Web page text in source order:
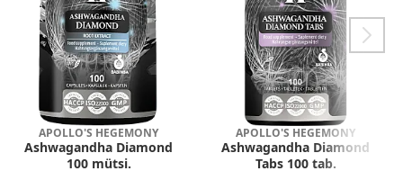
APOLLO'S HEGEMONY
Ashwagandha Diamond
100 mütsi.
APOLLO'S HEGEMONY
Ashwagandha Diamond
Tabs 100 tab.